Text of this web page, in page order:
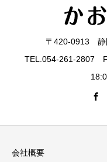
〒420-0913 静
TEL.054-261-2807
会社概要